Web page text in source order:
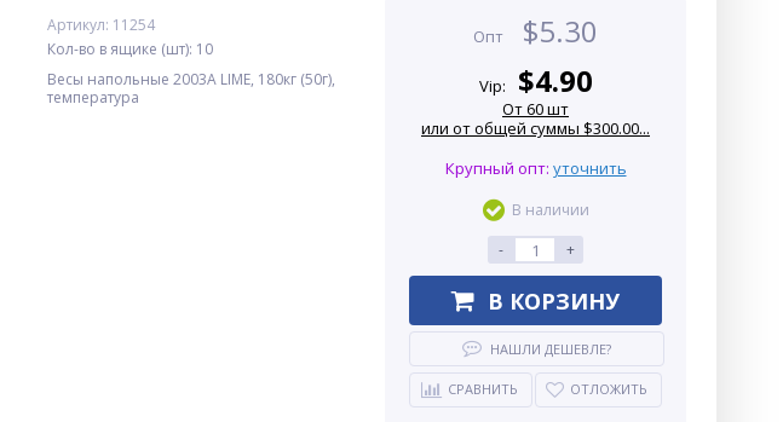
Артикул: 11254
Кол-во в ящике (шт): 10
Весы напольные 2003A LIME, 180кг (50г),
температура
Опт $5.30
Vip: $4.90
От 60 шт
или от общей суммы $300.00...
Крупный опт: уточнить
В наличии
-
+
В КОРЗИНУ
НАШЛИ ДЕШЕВЛЕ?
СРАВНИТЬ ОТЛОЖИТЬ